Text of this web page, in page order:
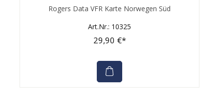
Durchschnittliche Bewertung von 0 von 5 Sternen
Rogers Data VFR Karte Norwegen Süd
Art.Nr.: 10325
29,90 €*